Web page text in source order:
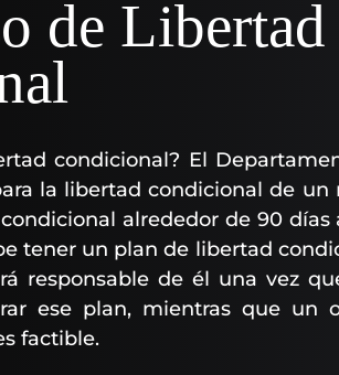
de Libertad
condicional? El
la libertad condicional de un
alrededor de 90 días
tener un plan de libertad
responsable de él una vez
ese plan, mientras que un
factible.